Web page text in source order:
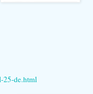
25-de.html